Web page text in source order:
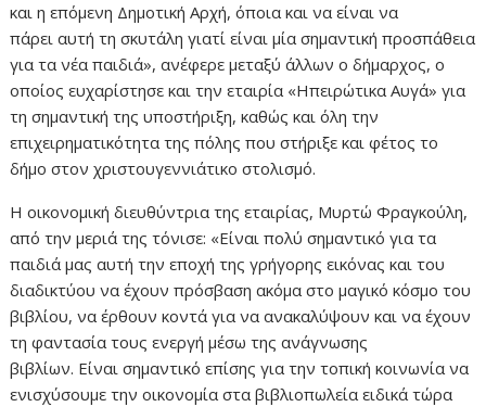
και η επόμενη Δημοτική Αρχή, όποια και να είναι να
πάρει αυτή τη σκυτάλη γιατί είναι μία σημαντική προσπάθεια
για τα νέα παιδιά», ανέφερε μεταξύ άλλων ο δήμαρχος, ο
οποίος ευχαρίστησε και την εταιρία «Ηπειρώτικα Αυγά» για
τη σημαντική της υποστήριξη, καθώς και όλη την
επιχειρηματικότητα της πόλης που στήριξε και φέτος το
δήμο στον χριστουγεννιάτικο στολισμό.
Η οικονομική διευθύντρια της εταιρίας, Μυρτώ Φραγκούλη,
από την μεριά της τόνισε: «Είναι πολύ σημαντικό για τα
παιδιά μας αυτή την εποχή της γρήγορης εικόνας και του
διαδικτύου να έχουν πρόσβαση ακόμα στο μαγικό κόσμο του
βιβλίου, να έρθουν κοντά για να ανακαλύψουν και να έχουν
τη φαντασία τους ενεργή μέσω της ανάγνωσης
βιβλίων. Είναι σημαντικό επίσης για την τοπική κοινωνία να
ενισχύσουμε την οικονομία στα βιβλιοπωλεία ειδικά τώρα